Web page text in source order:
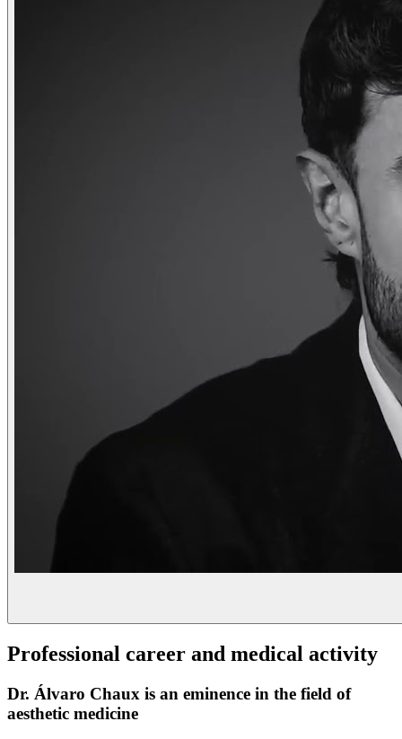
Professional career and medical activity
Dr. Álvaro Chaux is an eminence in the field of
aesthetic medicine